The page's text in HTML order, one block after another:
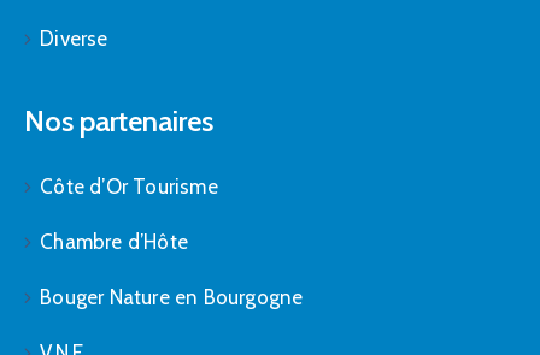
Diverse
Nos partenaires
Côte d’Or Tourisme
Chambre d’Hôte
Bouger Nature en Bourgogne